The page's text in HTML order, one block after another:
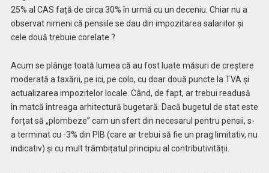
25% al CAS față de circa 30% în urmă cu un deceniu. Chiar nu a
observat nimeni că pensiile se dau din impozitarea salariilor și
cele două trebuie corelate ?
Acum se plânge toată lumea că au fost luate măsuri de creștere
moderată a taxării, pe ici, pe colo, cu doar două puncte la TVA și
actualizarea impozitelor locale. Când, de fapt, ar trebui readusă
în matcă întreaga arhitectură bugetară. Dacă bugetul de stat este
forțat să „plombeze” cam un sfert din necesarul pentru pensii, s-
a terminat cu -3% din PIB (care ar trebui să fie un prag limitativ, nu
indicativ) și cu mult trâmbițatul principiu al contributivității.